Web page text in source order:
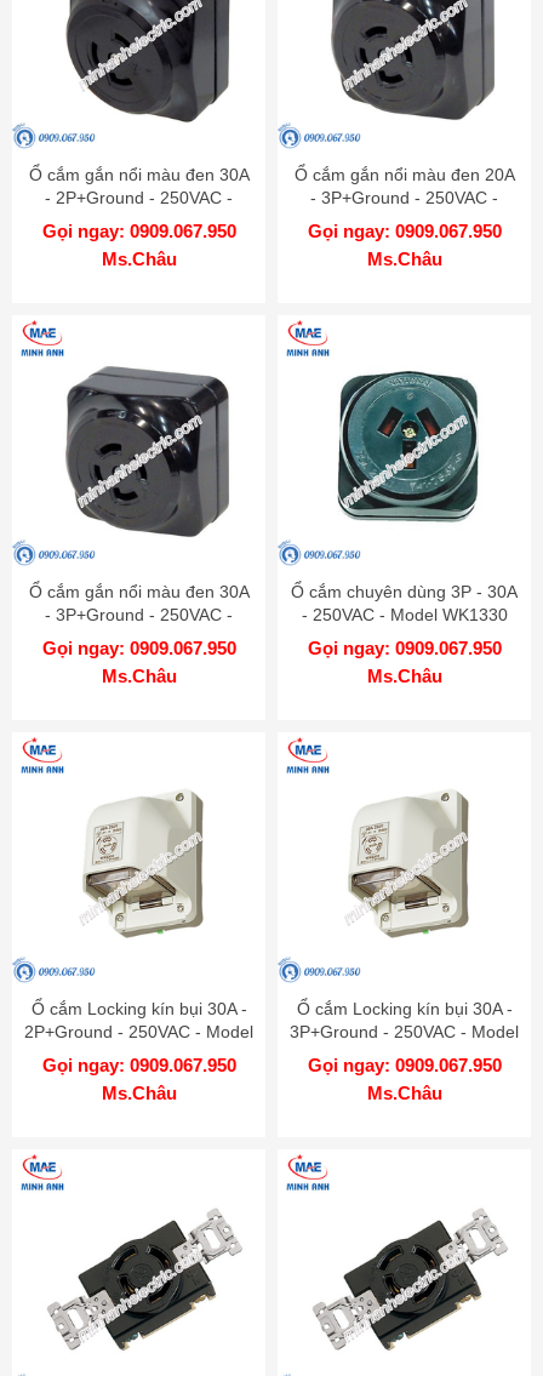
Ổ cắm gắn nổi màu đen 30A
- 2P+Ground - 250VAC -
Model WK2330
Gọi ngay: 0909.067.950
Ms.Châu
Ổ cắm gắn nổi màu đen 20A
- 3P+Ground - 250VAC -
Model WK2420K
Gọi ngay: 0909.067.950
Ms.Châu
Ổ cắm gắn nổi màu đen 30A
- 3P+Ground - 250VAC -
Model WK2430
Gọi ngay: 0909.067.950
Ms.Châu
Ổ cắm chuyên dùng 3P - 30A
- 250VAC - Model WK1330
Gọi ngay: 0909.067.950
Ms.Châu
Ổ cắm Locking kín bụi 30A -
2P+Ground - 250VAC - Model
WK6330
Gọi ngay: 0909.067.950
Ms.Châu
Ổ cắm Locking kín bụi 30A -
3P+Ground - 250VAC - Model
WK6430
Gọi ngay: 0909.067.950
Ms.Châu